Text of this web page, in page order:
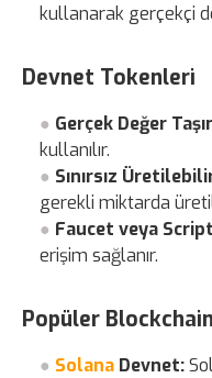
kullanarak gerçekçi
Devnet Tokenleri
Gerçek Değer
kullanılır.
Sınırsız
gerekli miktarda
Faucet veya Script
erişim sağlanır.
Popüler
Solana Devnet: